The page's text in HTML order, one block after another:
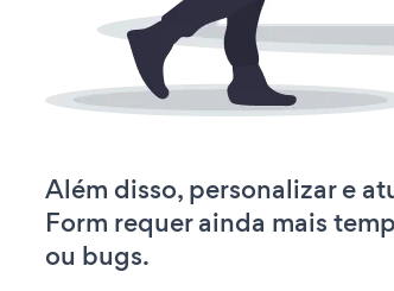
Além disso, personalizar e
Form requer ainda mais
ou bugs.